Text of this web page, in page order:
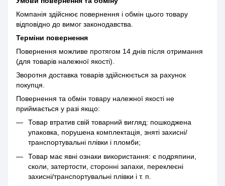
Компанія здійснює повернення і обмін цього товару
відповідно до вимог законодавства.
Терміни повернення
Повернення можливе протягом 14 днів після отримання
(для товарів належної якості).
Зворотня доставка товарів здійснюється за рахунок
покупця.
Повернення та обмін товару належної якості не
приймається у разі якщо:
Товар втратив свій товарний вигляд: пошкоджена
упаковка, порушена комплектація, зняті захисні/
транспортувальні плівки і пломби;
Товар має явні ознаки використання: є подряпини,
сколи, затертости, сторонні запахи, переклеєні
захисні/транспортувальні плівки і т. п.